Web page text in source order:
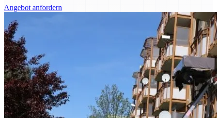
Angebot anfordern